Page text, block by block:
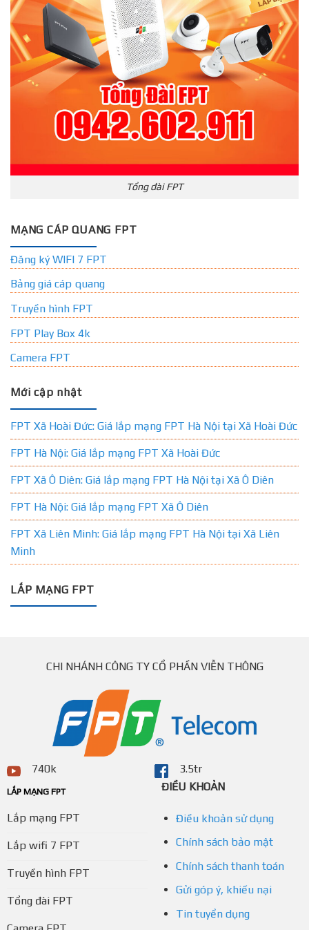
Tổng đài FPT
MẠNG CÁP QUANG FPT
Đăng ký WIFI 7 FPT
Bảng giá cáp quang
Truyền hình FPT
FPT Play Box 4k
Camera FPT
Mới cập nhật
FPT Xã Hoài Đức: Giá lắp mạng FPT Hà Nội tại Xã Hoài Đức
FPT Hà Nội: Giá lắp mạng FPT Xã Hoài Đức
FPT Xã Ô Diên: Giá lắp mạng FPT Hà Nội tại Xã Ô Diên
FPT Hà Nội: Giá lắp mạng FPT Xã Ô Diên
FPT Xã Liên Minh: Giá lắp mạng FPT Hà Nội tại Xã Liên
Minh
LẮP MẠNG FPT
CHI NHÁNH CÔNG TY CỔ PHẦN VIỄN THÔNG
740k 3.5tr
LẮP MẠNG FPT
Lắp mạng FPT
Lắp wifi 7 FPT
Truyền hình FPT
Tổng đài FPT
ĐIỀU KHOẢN
Điều khoản sử dụng
Chính sách bảo mật
Chính sách thanh toán
Gửi góp ý, khiếu nại
Tin tuyển dụng